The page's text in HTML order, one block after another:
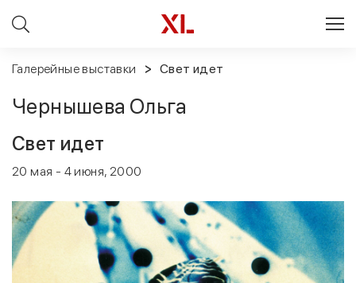
Галерейные выставки Свет идет
Чернышева Ольга
Свет идет
20 мая - 4 июня, 2000